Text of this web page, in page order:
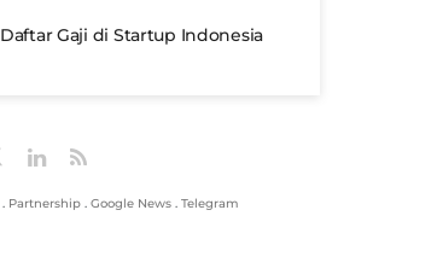
Daftar Gaji di Startup Indonesia
. Partnership . Google News . Telegram